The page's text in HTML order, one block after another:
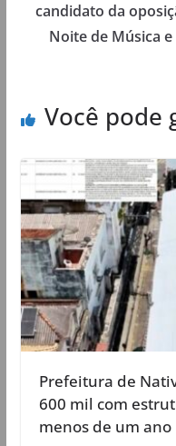
candidato da
Noite de Música
Você pode
Prefeitura de
600 mil com
menos de um ano